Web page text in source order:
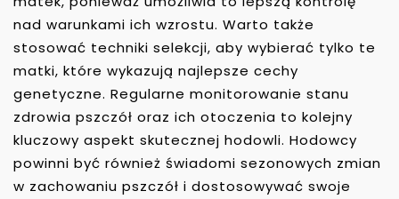
nad warunkami ich wzrostu. Warto także
stosować techniki selekcji, aby wybierać tylko te
matki, które wykazują najlepsze cechy
genetyczne. Regularne monitorowanie stanu
zdrowia pszczół oraz ich otoczenia to kolejny
kluczowy aspekt skutecznej hodowli. Hodowcy
powinni być również świadomi sezonowych zmian
w zachowaniu pszczół i dostosowywać swoje